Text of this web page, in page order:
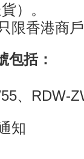
貨）。
只限香港商
包括：
、 RDW-
知